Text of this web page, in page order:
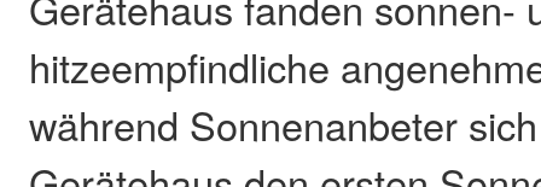
hitzeempfindliche
während Sonnenanbeter